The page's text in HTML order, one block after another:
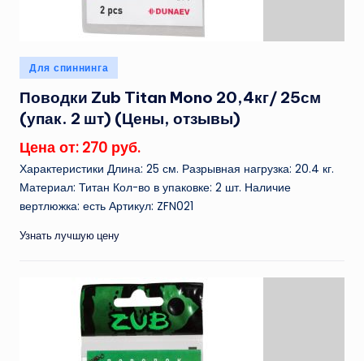
Опубликовано
в
Для спиннинга
Поводки Zub Titan Mono 20,4кг/ 25см
(упак. 2 шт) (Цены, отзывы)
Цена от: 270 руб.
Характеристики Длина: 25 см. Разрывная нагрузка: 20.4 кг.
Материал: Титан Кол-во в упаковке: 2 шт. Наличие
вертлюжка: есть Артикул: ZFN021
Узнать лучшую цену